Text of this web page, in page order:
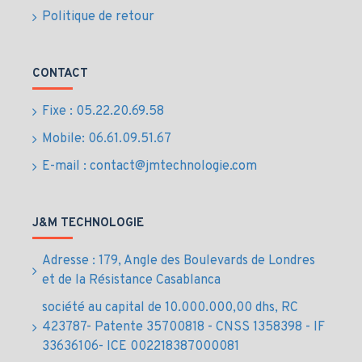
Connexion WiFi robuste assurant une surveillance
sans fil fiable et stable
de vision élargi et personnalisable
Résolution 2304 x 1296 pixels pour une image
claire et détaillée en intérieur
en temps réel par application mobile
Vision nocturne performante garantissant une
via la caméra
Stockage local sécurisé jusqu’à 512 Go sur carte
MicroSD compatible
Compatible avec les systèmes domotiques TP-Link
Tapo et intégration facile dans les réseaux
existants
Avantages
Politique de retour
CONTACT
Fixe : 05.22.20.69.58
Mobile: 06.61.09.51.67
E-mail : contact@jmtechnologie.com
J&M TECHNOLOGIE
Adresse : 179, Angle des Boulevards de Londres
et de la Résistance Casablanca
société au capital de 10.000.000,00 dhs, RC
423787- Patente 35700818 - CNSS 1358398 - IF
33636106- ICE 002218387000081